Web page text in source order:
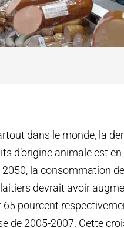
dans le monde, la
d’origine animale est
2050, la consommation
devrait avoir
65 pourcent
de 2005-2007. Cette